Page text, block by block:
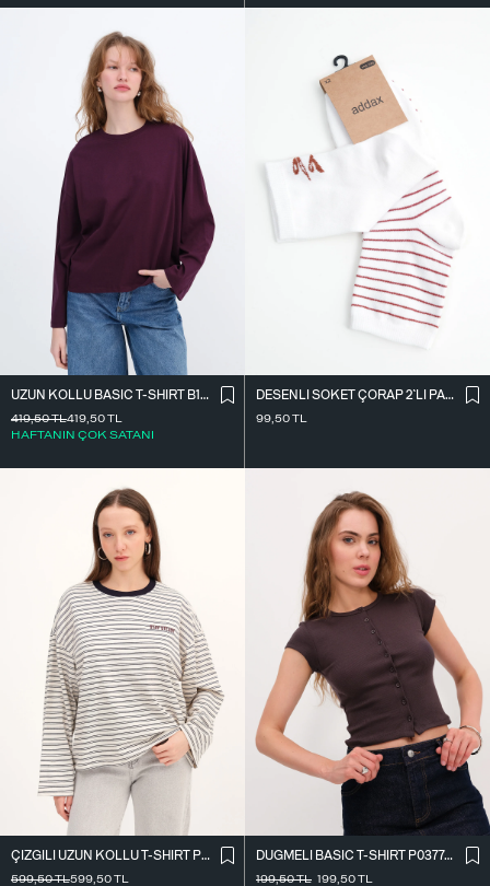
UZUN KOLLU BASIC T-SHIRT B10571
419,50TL
HAFTANIN ÇOK SATANI
419,50TL
DESENLI SOKET ÇORAP 2`LI PAKET ÇRP3014
99,50TL
ÇIZGILI UZUN KOLLU T-SHIRT P10522
599,50TL599,50TL
DÜĞMELI BASIC T-SHIRT P0377-K12
199,50TL 199,50TL